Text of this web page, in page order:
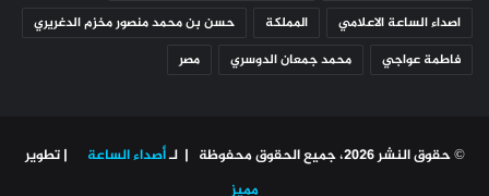
اصداء الساعة الاعلامي
المملكة
حسن بن محمد منصور مخزم الدغريري
فاطمة عواجي
محمد جمعان الدوسري مصر
© حقوق النشر 2026، جميع الحقوق محفوظة | لـ أصداء الساعة
| تطوير
مميز